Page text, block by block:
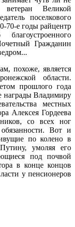
Великой
поселкового
70-е годы райцентр
Гражданин
похоже, является
области.
прошлого года
награды Владимиру
местных
Алексея Гордеева
со всех ног
Вот и
по колено в
умоляя его
под почвой
в конце концов
у пенсионеров